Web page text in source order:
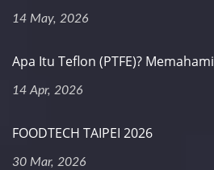
14 May, 2026
Apa Itu Teflon (PTFE)?
14 Apr, 2026
FOODTECH TAIPEI 2026
30 Mar, 2026